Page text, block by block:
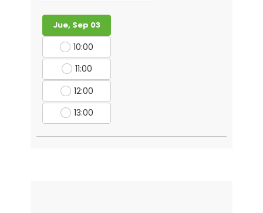
Jue, Sep 03
10:00
11:00
12:00
13:00